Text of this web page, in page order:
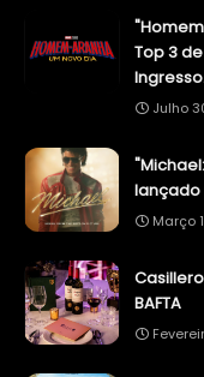
Top 3
Julho
lançado
Março
BAFTA